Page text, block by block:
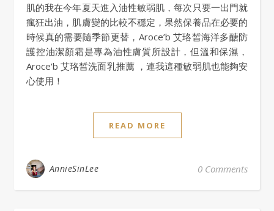
肌的我在今年夏天進入油性敏弱肌，每次只要一出門就
瘋狂出油，肌膚變的比較不穩定，果然保養品在必要的
時候真的需要隨季節更替，Aroce’b 艾珞皙海洋多醣防
護控油潔顏霜是專為油性膚質所設計，但溫和保濕，
Aroce'b 艾珞皙洗面乳推薦 ，連我這種敏弱肌也能夠安
心使用！
READ MORE
AnnieSinLee 0 Comments